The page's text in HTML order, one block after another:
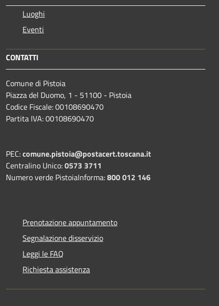
Luoghi
Eventi
CONTATTI
Comune di Pistoia
Piazza del Duomo, 1 - 51100 - Pistoia
Codice Fiscale: 00108690470
Partita IVA: 00108690470
PEC:comune.pistoia@postacert.toscana.it
Centralino Unico:0573 3711
Numero verde PistoiaInforma:800 012 146
Prenotazione appuntamento
Segnalazione disservizio
Leggi le FAQ
Richiesta assistenza